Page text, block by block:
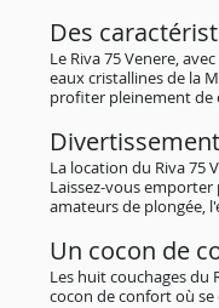
Des
Le Riva 75 Venere,
eaux cristallines de la
profiter pleinement de
La location du Riva 75
Laissez-vous emporter
amateurs de plongée,
Un cocon de
Les huit couchages du
cocon de confort où se